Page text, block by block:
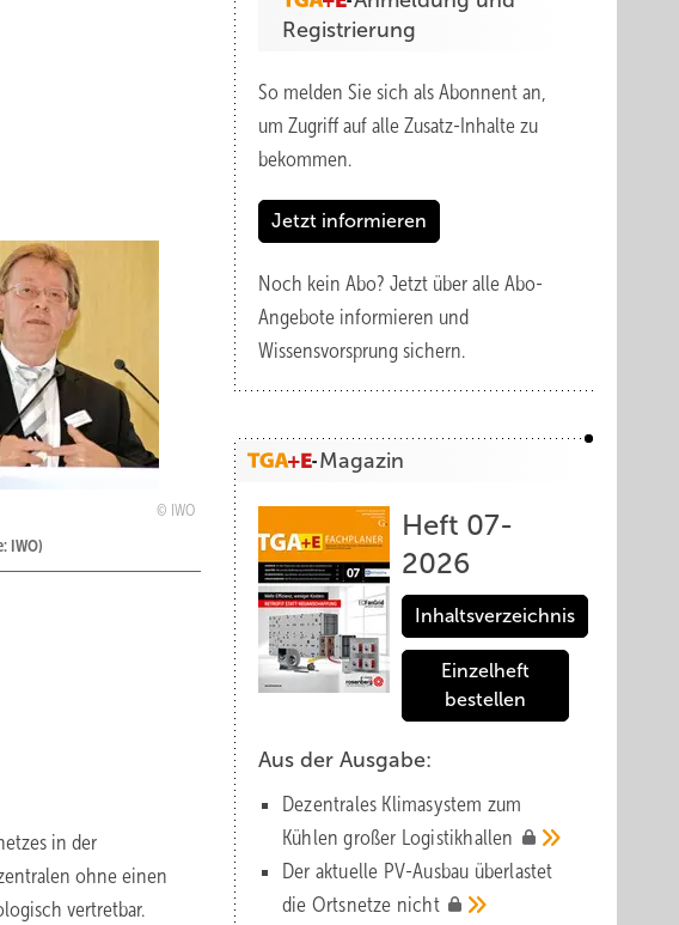
IWO
IWO)
in der
ohne einen
vertretbar.
Registrierung
So melden Sie sich als Abonnent an,
um Zugriff auf alle Zusatz-Inhalte zu
bekommen.
Jetzt informieren
Noch kein Abo? Jetzt über alle Abo-
Angebote informieren und
Wissensvorsprung sichern.
Magazin
Heft 07-
2026
Inhaltsverzeichnis
Einzelheft
bestellen
Aus der Ausgabe:
Dezentrales Klimasystem zum
Kühlen großer Logistik­hallen
Der aktuelle PV-Ausbau über­lastet
die Orts­netze nicht